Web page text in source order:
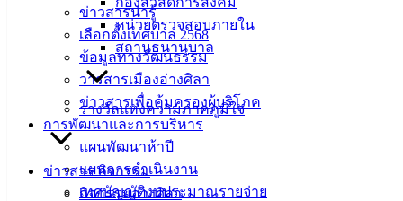
ข่าวสารน่ารู้
เลือกตั้งเทศบาล 2568
ข้อมูลทางวัฒนธรรม
วารสารเมืองอ่างศิลา
ข่าวสารเพื่อคุ้มครองผู้บริโภค
การพัฒนาและการบริหาร
แผนพัฒนาห้าปี
แผนการดำเนินงาน
เทศบัญญัติงบประมาณรายจ่าย
หน่วยตรวจสอบภายใน
สถานธนานุบาล
รางวัลแห่งความภาคภูมิใจ
ข่าวสาร กิจกรรม
กิจกรรมอ่างศิลา
ประชาชน
ดาวน์โหลด
ฟอร์ม,
เอกสาร
คู่มือ
สำหรับ